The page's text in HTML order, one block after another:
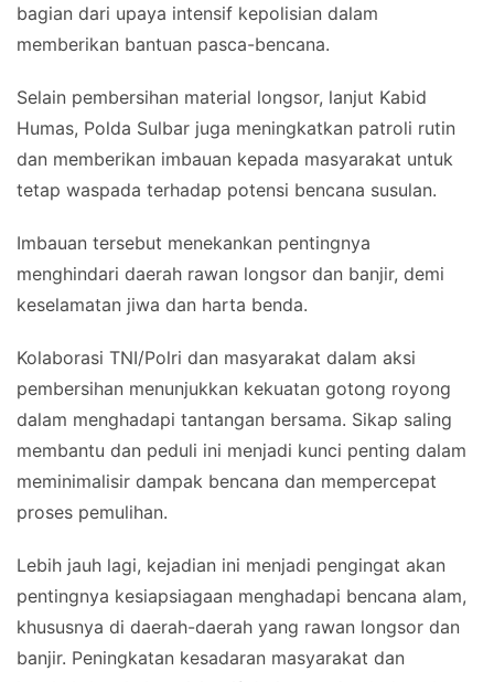
bagian dari upaya intensif kepolisian dalam
memberikan bantuan pasca-bencana.
Selain pembersihan material longsor, lanjut Kabid
Humas, Polda Sulbar juga meningkatkan patroli rutin
dan memberikan imbauan kepada masyarakat untuk
tetap waspada terhadap potensi bencana susulan.
Imbauan tersebut menekankan pentingnya
menghindari daerah rawan longsor dan banjir, demi
keselamatan jiwa dan harta benda.
Kolaborasi TNI/Polri dan masyarakat dalam aksi
pembersihan menunjukkan kekuatan gotong royong
dalam menghadapi tantangan bersama. Sikap saling
membantu dan peduli ini menjadi kunci penting dalam
meminimalisir dampak bencana dan mempercepat
proses pemulihan.
Lebih jauh lagi, kejadian ini menjadi pengingat akan
pentingnya kesiapsiagaan menghadapi bencana alam,
khususnya di daerah-daerah yang rawan longsor dan
banjir. Peningkatan kesadaran masyarakat dan